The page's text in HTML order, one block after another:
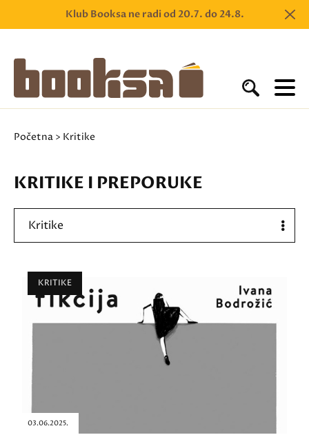
Klub Booksa ne radi od 20.7. do 24.8.
Početna > Kritike
KRITIKE I PREPORUKE
Kritike
KRITIKE
03.06.2025.